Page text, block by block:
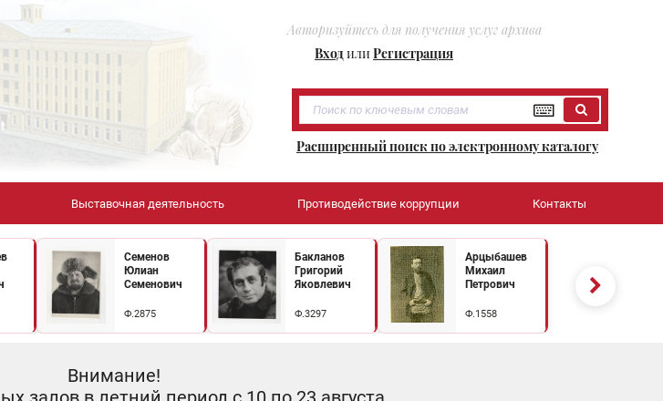
Авторизуйтесь для получения услуг архива
ВходилиРегистрация
Расширенный поиск по электронному каталогу
Выставочная деятельность Противодействие коррупции Контакты
Семенов
Юлиан
Семенович
Ф.2875
Бакланов
Григорий
Яковлевич
Ф.3297
Арцыбашев
Михаил
Петрович
Ф.1558
Внимание!